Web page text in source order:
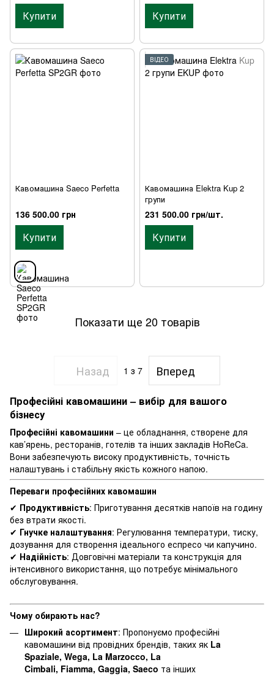
Купити Купити
Кавомашина Saeco Perfetta
136 500.00 грн
Купити
ВІДЕО
Кавомашина Elektra Kup 2
групи
231 500.00 грн/шт.
Купити
Показати ще 20 товарів
Назад 1 з 7 Вперед
Професійні кавомашини – вибір для вашого
бізнесу
Професійні кавомашини – це обладнання, створене для
кав’ярень, ресторанів, готелів та інших закладів HoReCa.
Вони забезпечують високу продуктивність, точність
налаштувань і стабільну якість кожного напою.
Переваги професійних кавомашин
✔ Продуктивність: Приготування десятків напоїв на годину
без втрати якості.
✔ Гнучке налаштування: Регулювання температури, тиску,
дозування для створення ідеального еспресо чи капучино.
✔ Надійність: Довговічні матеріали та конструкція для
інтенсивного використання, що потребує мінімального
обслуговування.
Чому обирають нас?
Широкий асортимент: Пропонуємо професійні
кавомашини від провідних брендів, таких як La
Spaziale, Wega, La Marzocco, La
Cimbali, Fiamma, Gaggia, Saeco та інших